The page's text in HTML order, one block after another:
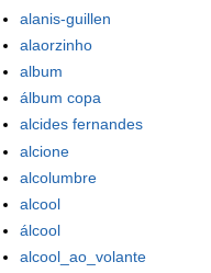
alanis-guillen
alaorzinho
album
álbum copa
alcides fernandes
alcione
alcolumbre
alcool
álcool
alcool_ao_volante